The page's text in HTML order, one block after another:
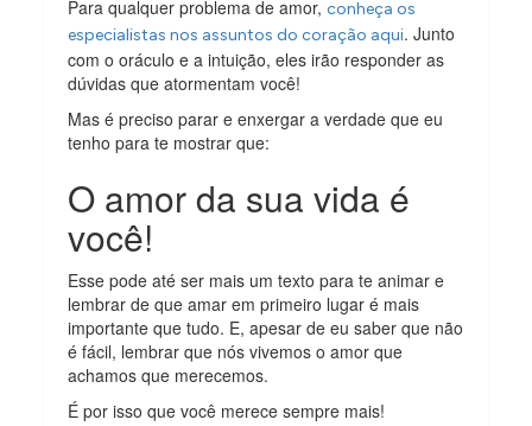
Para qualquer problema de amor,conheça os
especialistas nos assuntos do coração aqui. Junto
com o oráculo e a intuição, eles irão responder as
dúvidas que atormentam você!
Mas é preciso parar e enxergar a verdade que eu
tenho para te mostrar que:
O amor da sua vida é
você!
Esse pode até ser mais um texto para te animar e
lembrar de que amar em primeiro lugar é mais
importante que tudo. E, apesar de eu saber que não
é fácil, lembrar que nós vivemos o amor que
achamos que merecemos.
É por isso que você merece sempre mais!